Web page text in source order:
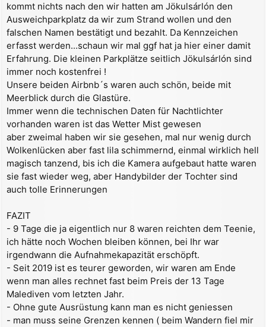
kommt nichts nach den wir hatten am Jökulsárlón den
Ausweichparkplatz da wir zum Strand wollen und den
falschen Namen bestätigt und bezahlt. Da Kennzeichen
erfasst werden...schaun wir mal ggf hat ja hier einer damit
Erfahrung. Die kleinen Parkplätze seitlich Jökulsárlón sind
immer noch kostenfrei !
Unsere beiden Airbnb´s waren auch schön, beide mit
Meerblick durch die Glastüre.
Immer wenn die technischen Daten für Nachtlichter
vorhanden waren ist das Wetter Mist gewesen
aber zweimal haben wir sie gesehen, mal nur wenig durch
Wolkenlücken aber fast lila schimmernd, einmal wirklich hell
magisch tanzend, bis ich die Kamera aufgebaut hatte waren
sie fast wieder weg, aber Handybilder der Tochter sind
auch tolle Erinnerungen
FAZIT
- 9 Tage die ja eigentlich nur 8 waren reichten dem Teenie,
ich hätte noch Wochen bleiben können, bei Ihr war
irgendwann die Aufnahmekapazität erschöpft.
- Seit 2019 ist es teurer geworden, wir waren am Ende
wenn man alles rechnet fast beim Preis der 13 Tage
Malediven vom letzten Jahr.
- Ohne gute Ausrüstung kann man es nicht geniessen
- man muss seine Grenzen kennen ( beim Wandern fiel mir